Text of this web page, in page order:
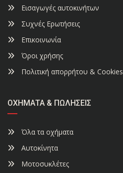
Εισαγωγές αυτοκινήτων
Συχνές Ερωτήσεις
Επικοινωνία
Όροι χρήσης
Πολιτική απορρήτου & Cookies
ΟΧΉΜΑΤΑ & ΠΩΛΉΣΕΙΣ
Όλα τα οχήματα
Αυτοκίνητα
Μοτοσυκλέτες